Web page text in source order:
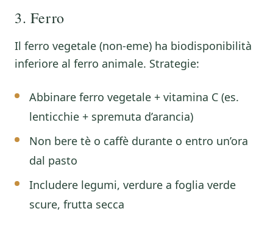
3. Ferro
Il ferro vegetale (non-eme) ha biodisponibilità
inferiore al ferro animale. Strategie:
Abbinare ferro vegetale + vitamina C (es.
lenticchie + spremuta d’arancia)
Non bere tè o caffè durante o entro un’ora
dal pasto
Includere legumi, verdure a foglia verde
scure, frutta secca